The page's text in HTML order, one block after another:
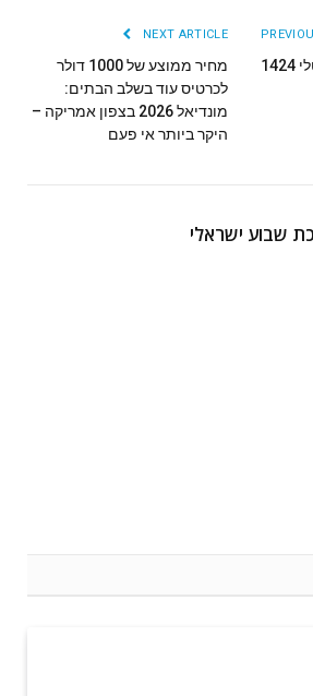
NEXT ARTICLE
מחיר ממוצע של 1000 דולר
לכרטיס עוד בשלב הבתים:
מונדיאל 2026 בצפון אמריקה –
היקר ביותר אי פעם
שבוע ישראלי